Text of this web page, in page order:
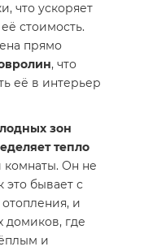
что ускоряет
стоимость.
прямо
, что
её в интерьер
зон
тепло
Он не
это бывает с
и
домиков, где
и